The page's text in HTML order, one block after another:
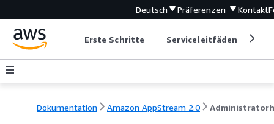
Deutsch Präferenzen Kontakt
Erste Schritte Serviceleitfäden
Dokumentation Amazon AppStream 2.0